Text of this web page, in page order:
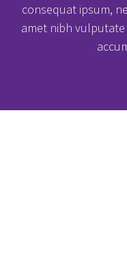
consequat ipsum,
amet nibh vulputate